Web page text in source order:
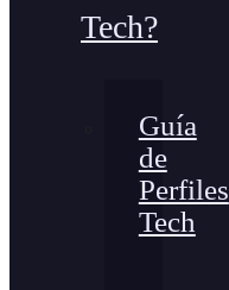
Tech?
Guía
de
Perfiles
Tech